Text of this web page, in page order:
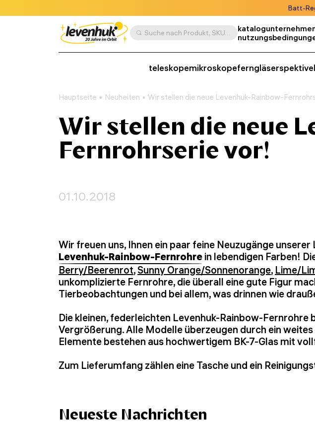
Batt-
Suche nach Produkt, SKU, Kategorie, usw. katalog
teleskopemikroskopeferngläserspektive
Hauptseite Neuheiten Wir stellen die neue Levenhuk-Rainbow-
Wir stellen die neue
Fernrohrserie vor!
01.10.2018
Wir freuen uns, Ihnen ein paar feine Neuzugänge
Levenhuk-Rainbow-Fernrohre in lebendigen Farben!
Berry/Beerenrot, Sunny Orange/Sonnenorange, Lime/
unkomplizierte Fernrohre, die überall eine gute Figur
Tierbeobachtungen und bei allem, was drinnen wie
Die kleinen, federleichten Levenhuk-Rainbow-
Vergrößerung. Alle Modelle überzeugen durch ein
Elemente bestehen aus hochwertigem BK-7-Glas mit
Zum Lieferumfang zählen eine Tasche und ein
Neueste Nachrichten